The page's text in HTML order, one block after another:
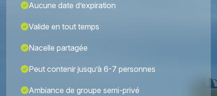
Aucune date d’expiration
Valide en tout temps
Nacelle partagée
Peut contenir jusqu’à 6-7 personnes
Ambiance de groupe semi-privé